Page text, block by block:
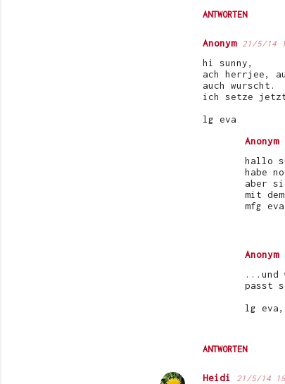
ANTWORTEN
Anonym 21/5/14
hi sunny,
ach herrjee,
auch wurscht.
ich setze
lg eva
ANTWORTEN
Anonym
hallo
habe
aber
mit
mfg eva
Anonym
...und
passt
lg
Heidi 21/5/14